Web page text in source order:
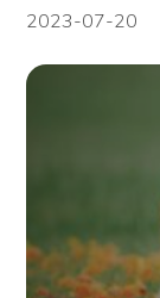
2023-07-20